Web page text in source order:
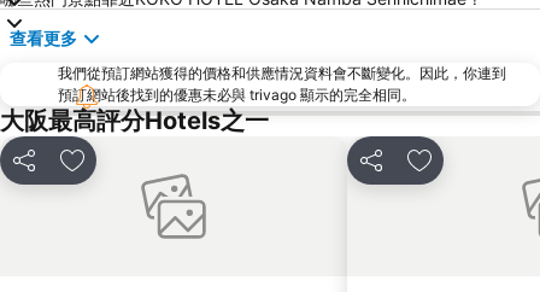
Karasuma Station
Kitahama Station
京都市役所前車站
Osaka Castle
二條城
Kyobashi Station
查看更多
我們從預訂網站獲得的價格和供應情況資料會不斷變化。因此，你連到
預訂網站後找到的優惠未必與 trivago 顯示的完全相同。
大阪最高評分Hotels之一
分享 放到收藏夾 分享 放到收藏夾